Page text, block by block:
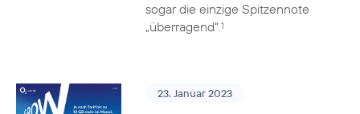
sogar die einzige Spitzennote
„überragend“.1
23. Januar 2023